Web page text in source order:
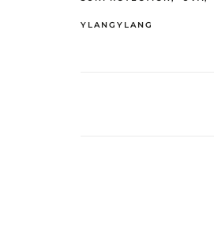
YLANGYLANG